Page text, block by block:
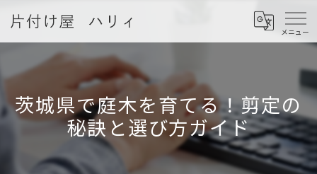
茨城県で庭木を育てる！剪定の
秘訣と選び方ガイド